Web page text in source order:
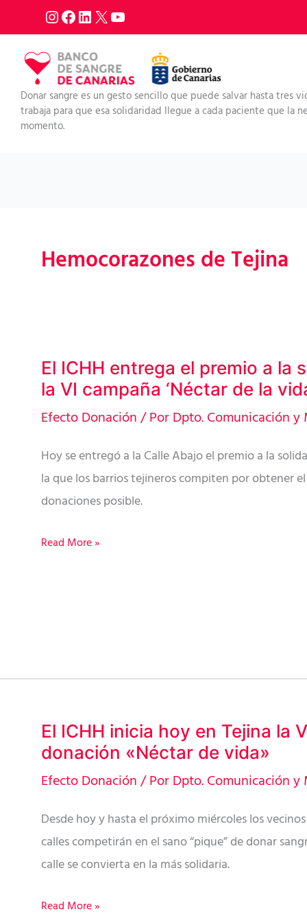
al
contenido
Donar sangre es un gesto sencillo que puede salvar hasta tres
trabaja para que esa solidaridad llegue a cada paciente que la
momento.
Hemocorazones de Tejina
El ICHH entrega el premio a la
la VI campaña ‘Néctar de la
Efecto Donación/ PorDpto. Comunicación
Hoy se entregó a la Calle Abajo el premio a la
la que los barrios tejineros compiten por obtener
donaciones posible.
El
ICHH
entrega
premio
a
la
en
la
en
Tejina
Read More »
El ICHH inicia hoy en Tejina la
donación «Néctar de vida»
Efecto Donación/ PorDpto. Comunicación
Desde hoy y hasta el próximo miércoles los
calles competirán en el sano “pique” de donar
calle se convierta en la más solidaria.
El
ICHH
inicia
en
Tejina
la
campaña
Read More »